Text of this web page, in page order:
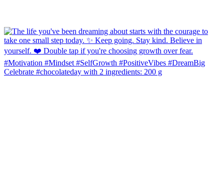
Celebrate #chocolateday with 2 ingredients: 200 g